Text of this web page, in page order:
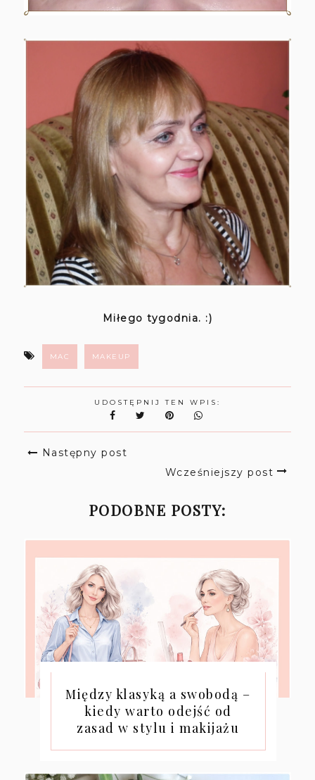
Miłego tygodnia. :)
MAC MAKEUP
UDOSTĘPNIJ TEN WPIS:
Następny post
Wcześniejszy post
PODOBNE POSTY:
Między klasyką a swobodą –
kiedy warto odejść od
zasad w stylu i makijażu